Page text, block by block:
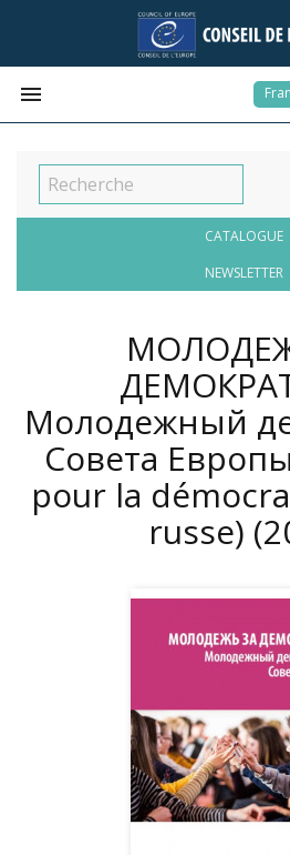

CATALOGUE
NEWSLETTER
Молодежный
Совета
pour la
russe)